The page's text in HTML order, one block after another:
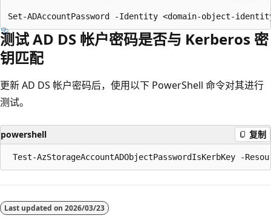
测试 AD DS 帐户密码是否与 Kerberos 密
钥匹配
更新 AD DS 帐户密码后，使用以下 PowerShell 命令对其进行
测试。
powershell 复制
模Last updated on 2026/03/23